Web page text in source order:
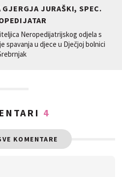
GJERGJA JURAŠKI, SPEC.
Neropedijatrijskog odjela s
spavanja u djece u Dječjoj bolnici
4
KOMENTARE